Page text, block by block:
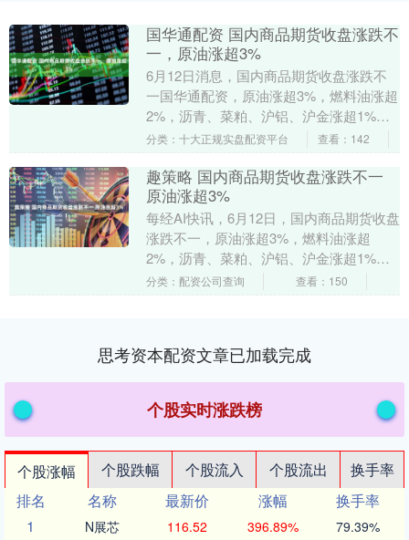
国华通配资 国内商品期货收盘涨跌不
一，原油涨超3%
6月12日消息，国内商品期货收盘涨跌不
一国华通配资，原油涨超3%，燃料油涨超
2%，沥青、菜粕、沪铝、沪金涨超1%，
跌幅方面，焦煤、纯碱跌超2%，橡胶、纸
分类：十大正规实盘配资平台 查看：142
趣策略 国内商品期货收盘涨跌不一
原油涨超3%
每经AI快讯，6月12日，国内商品期货收盘
涨跌不一，原油涨超3%，燃料油涨超
2%，沥青、菜粕、沪铝、沪金涨超1%，
跌幅方面，焦煤、纯碱跌超2%趣策略，橡
分类：配资公司查询 查看：150
思考资本配资文章已加载完成
个股实时涨跌榜
个股涨幅 个股跌幅 个股流入 个股流出
换手率
排名
名称 最新价 涨幅
换手率
1
N展芯 116.52 396.89% 79.39%